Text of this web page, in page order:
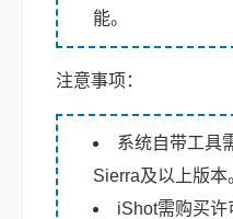
能。
注意事项：
系统自带工具
Sierra及以上版本
iShot需购买许